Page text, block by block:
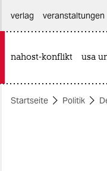
themen
verlag
veranstaltungen
nahost-konflikt usa
Startseite Politik